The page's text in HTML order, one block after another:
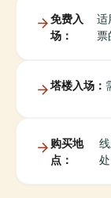
免费入
场：
适
票
塔楼入场：
购买地
点：